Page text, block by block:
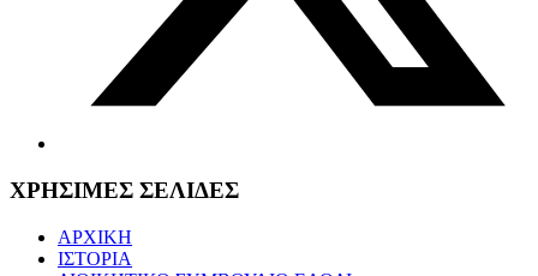
ΧΡΗΣΙΜΕΣ ΣΕΛΙΔΕΣ
ΑΡΧΙΚΗ
ΙΣΤΟΡΙΑ